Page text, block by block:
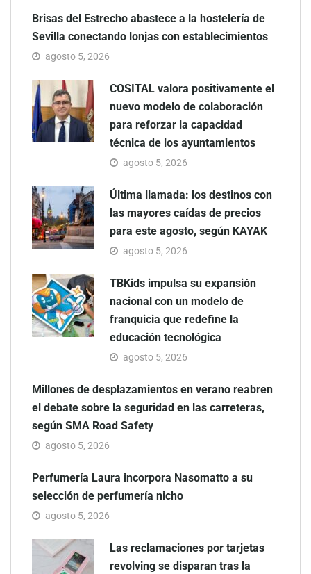
Brisas del Estrecho abastece a la hostelería de
Sevilla conectando lonjas con establecimientos
agosto 5, 2026
COSITAL valora positivamente el
nuevo modelo de colaboración
para reforzar la capacidad
técnica de los ayuntamientos
agosto 5, 2026
Última llamada: los destinos con
las mayores caídas de precios
para este agosto, según KAYAK
agosto 5, 2026
TBKids impulsa su expansión
nacional con un modelo de
franquicia que redefine la
educación tecnológica
agosto 5, 2026
Millones de desplazamientos en verano reabren
el debate sobre la seguridad en las carreteras,
según SMA Road Safety
agosto 5, 2026
Perfumería Laura incorpora Nasomatto a su
selección de perfumería nicho
agosto 5, 2026
Las reclamaciones por tarjetas
revolving se disparan tras la